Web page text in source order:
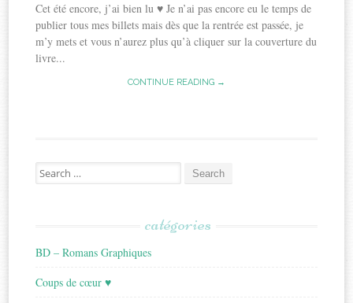
Cet été encore, j’ai bien lu ♥ Je n’ai pas encore eu le temps de
publier tous mes billets mais dès que la rentrée est passée, je
m’y mets et vous n’aurez plus qu’à cliquer sur la couverture du
livre...
CONTINUE READING →
Search
for:
catégories
BD – Romans Graphiques
Coups de cœur ♥